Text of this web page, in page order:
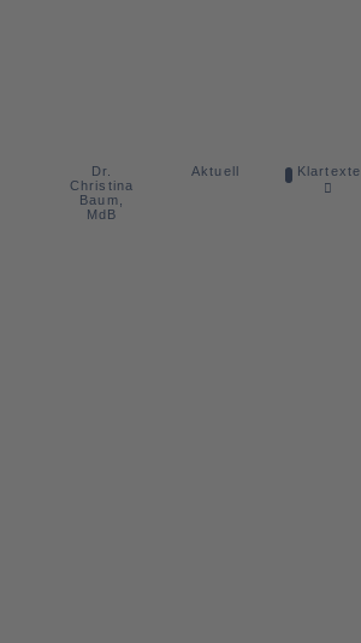
Dr.
Christina
Baum,
MdB
Aktuell Klartexte